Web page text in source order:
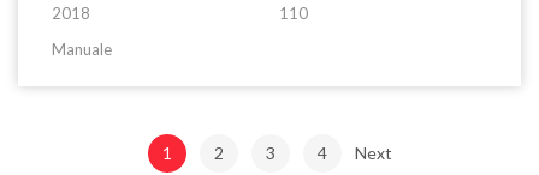
2018
110
Manuale
1 2 3 4 Next